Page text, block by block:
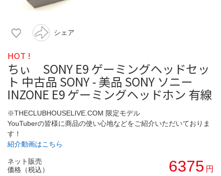
シェア
HOT !
ちぃ SONY E9 ゲーミングヘッドセッ
ト 中古品 SONY - 美品 SONY ソニー
INZONE E9 ゲーミングヘッドホン 有線
※THECLUBHOUSELIVE.COM 限定モデル
YouTuberの皆様に商品の使い心地などをご紹介いただいておりま
す！
紹介動画はこちら
ネット販売
価格（税込）
6375 円